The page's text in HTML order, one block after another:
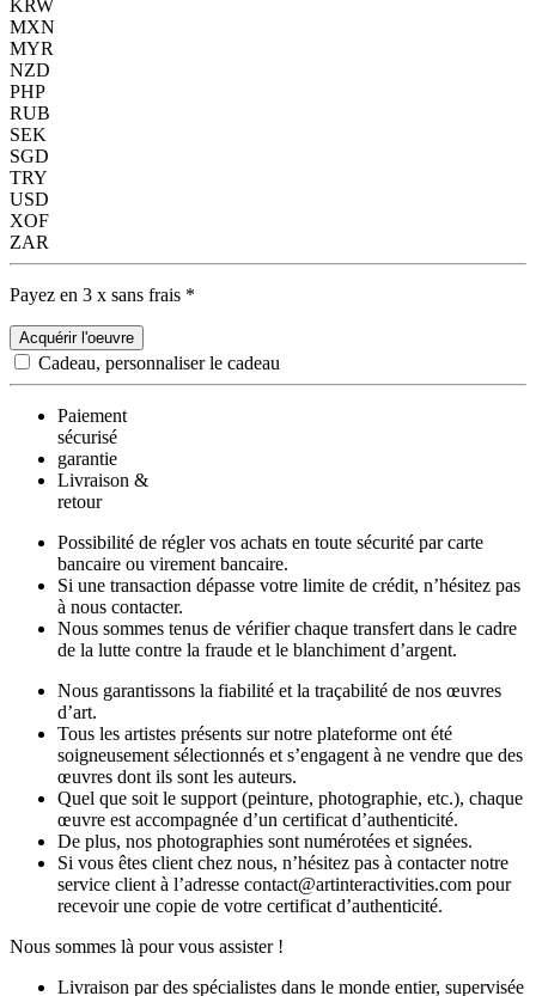
KRW
MXN
MYR
NZD
PHP
RUB
SEK
SGD
TRY
USD
XOF
ZAR
Payez en 3 x sans frais *
Acquérir l'oeuvre
Cadeau, personnaliser le cadeau
Paiement
sécurisé
garantie
Livraison &
retour
Possibilité de régler vos achats en toute sécurité par carte
bancaire ou virement bancaire.
Si une transaction dépasse votre limite de crédit, n’hésitez pas
à nous contacter.
Nous sommes tenus de vérifier chaque transfert dans le cadre
de la lutte contre la fraude et le blanchiment d’argent.
Nous garantissons la fiabilité et la traçabilité de nos œuvres
d’art.
Tous les artistes présents sur notre plateforme ont été
soigneusement sélectionnés et s’engagent à ne vendre que des
œuvres dont ils sont les auteurs.
Quel que soit le support (peinture, photographie, etc.), chaque
œuvre est accompagnée d’un certificat d’authenticité.
De plus, nos photographies sont numérotées et signées.
Si vous êtes client chez nous, n’hésitez pas à contacter notre
service client à l’adresse contact@artinteractivities.com pour
recevoir une copie de votre certificat d’authenticité.
Nous sommes là pour vous assister !
Livraison par des spécialistes dans le monde entier, supervisée